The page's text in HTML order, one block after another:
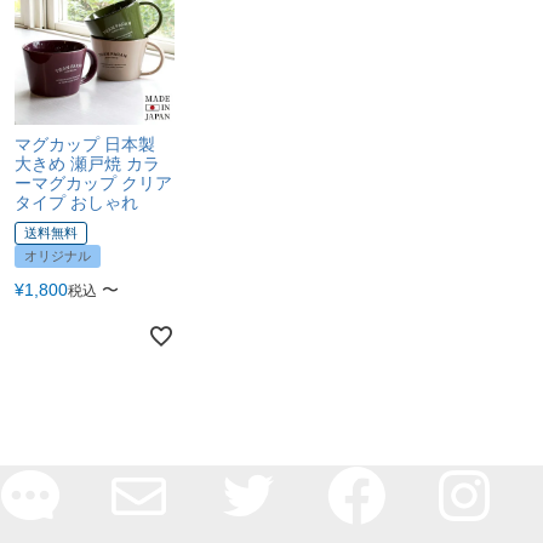
マグカップ 日本製
大きめ 瀬戸焼 カラ
ーマグカップ クリア
タイプ おしゃれ
送料無料
オリジナル
¥1,800税込 〜